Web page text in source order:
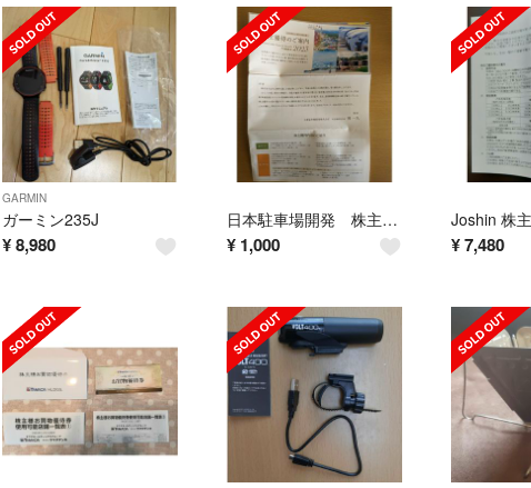
GARMIN
ガーミン235J
¥8,980
日本駐車場開発 株主優待券
¥ 1,000 ¥ 7,480